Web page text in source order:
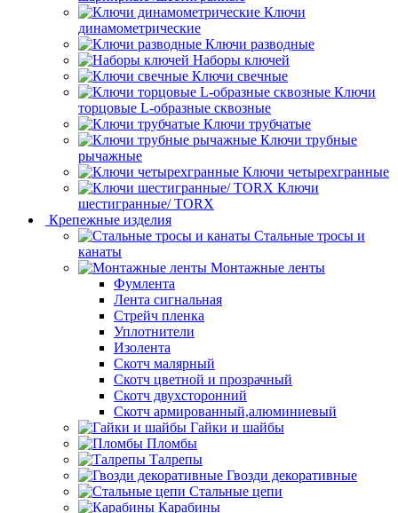
Ключи
динамометрические
Ключи разводные
Наборы ключей
Ключи свечные
Ключи
торцовые L-образные сквозные
Ключи трубчатые
Ключи трубные
рычажные
Ключи четырехгранные
Ключи
шестигранные/ TORX
Крепежные изделия
Стальные тросы и
канаты
Монтажные ленты
Фумлента
Лента сигнальная
Стрейч пленка
Уплотнители
Изолента
Скотч малярный
Скотч цветной и прозрачный
Скотч двухсторонний
Скотч армированный,алюминиевый
Гайки и шайбы
Пломбы
Талрепы
Гвозди декоративные
Стальные цепи
Карабины